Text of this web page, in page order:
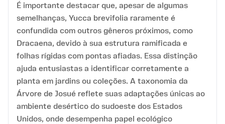
É importante destacar que, apesar de algumas
semelhanças, Yucca brevifolia raramente é
confundida com outros gêneros próximos, como
Dracaena, devido à sua estrutura ramificada e
folhas rígidas com pontas afiadas. Essa distinção
ajuda entusiastas a identificar corretamente a
planta em jardins ou coleções. A taxonomia da
Árvore de Josué reflete suas adaptações únicas ao
ambiente desértico do sudoeste dos Estados
Unidos, onde desempenha papel ecológico